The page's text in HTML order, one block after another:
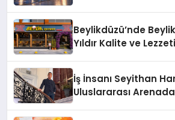
Beylikdüzü’nde
Yıldır Kalite ve
İş İnsanı Seyithan
Uluslararası